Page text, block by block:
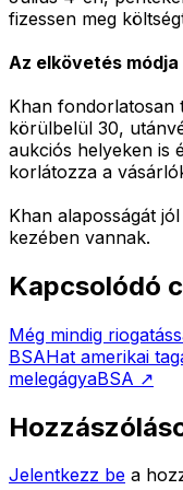
fizessen meg
Az elkövetés módja
Khan fondorlatosan
körülbelül 30,
aukciós helyeken is
korlátozza a
Khan alaposságát
kezében vannak.
Kapcsolódó
Még mindig
BSAHat amerikai
melegágyaBSA ↗
Jelentkezz be a